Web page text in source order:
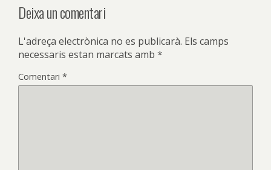
Deixa un comentari
L'adreça electrònica no es publicarà. Els camps
necessaris estan marcats amb *
Comentari *